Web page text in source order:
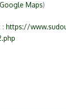
Maps)
: https://